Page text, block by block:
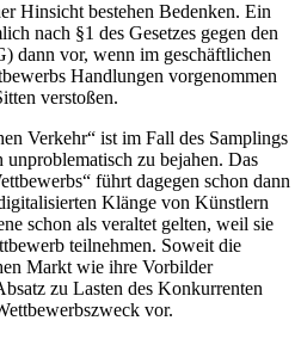
Hinsicht bestehen Bedenken. Ein
nach §1 des Gesetzes gegen den
dann vor, wenn im geschäftlichen
Handlungen vorgenommen
verstoßen.
Verkehr“ ist im Fall des Samplings
zu bejahen. Das
führt dagegen schon dann
Klänge von Künstlern
schon als veraltet gelten, weil sie
teilnehmen. Soweit die
Markt wie ihre Vorbilder
zu Lasten des Konkurrenten
vor.